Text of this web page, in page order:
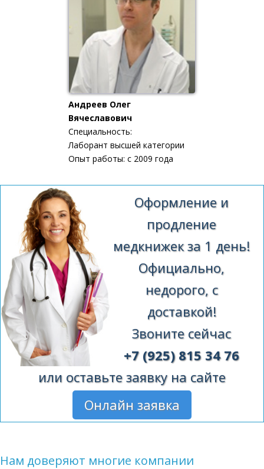
Андреев Олег
Вячеславович
Специальность:
Лаборант высшей категории
Опыт работы: с 2009 года
Оформление и
продление
медкнижек за 1 день!
Официально,
недорого, с
доставкой!
Звоните сейчас
+7 (925) 815 34 76
или оставьте заявку на сайте
Онлайн заявка
Нам доверяют многие компании